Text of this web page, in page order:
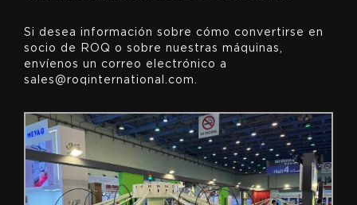
Si desea información sobre cómo convertirse en
socio de ROQ o sobre nuestras máquinas,
envíenos un correo electrónico a
sales@roqinternational.com.